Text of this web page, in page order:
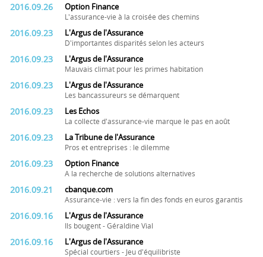
2016.09.26 Option Finance
L'assurance-vie à la croisée des chemins
2016.09.23 L'Argus de l'Assurance
D'importantes disparités selon les acteurs
2016.09.23 L'Argus de l'Assurance
Mauvais climat pour les primes habitation
2016.09.23 L'Argus de l'Assurance
Les bancassureurs se démarquent
2016.09.23 Les Echos
La collecte d'assurance-vie marque le pas en août
2016.09.23 La Tribune de l'Assurance
Pros et entreprises : le dilemme
2016.09.23 Option Finance
A la recherche de solutions alternatives
2016.09.21 cbanque.com
Assurance-vie : vers la fin des fonds en euros garantis
2016.09.16 L'Argus de l'Assurance
Ils bougent - Géraldine Vial
2016.09.16 L'Argus de l'Assurance
Spécial courtiers - Jeu d'équilibriste